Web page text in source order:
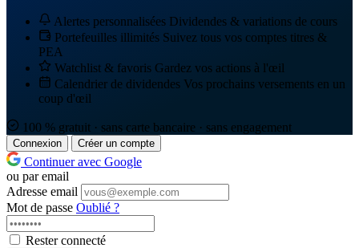
Alertes personnalisées Dividendes & variations de cours
Portefeuilles illimités Suivez tous vos comptes titres &
PEA
Watchlist & favoris Gardez vos actions à l'œil
Calendrier de dividendes Vos prochains versements en un
coup d'œil
100 % gratuit · sans carte bancaire · sans engagement
Connexion Créer un compte
Continuer avec Google
ou par email
Adresse email
Mot de passe Oublié ?
Rester connecté